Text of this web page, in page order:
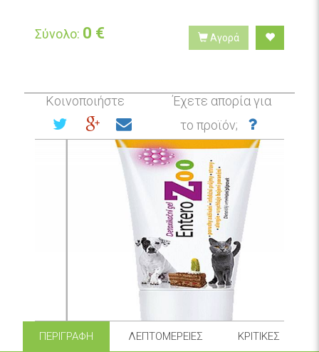
Σύνολο: 0 € Αγορά
Κοινοποιήστε
Έχετε απορία για
το προϊόν;
ΠΕΡΙΓΡΑΦΉ ΛΕΠΤΟΜΈΡΕΙΕΣ ΚΡΙΤΙΚΈΣ